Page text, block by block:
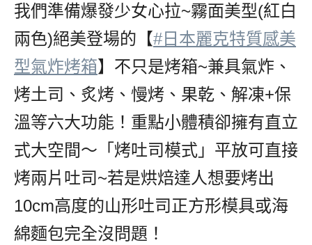
我們準備爆發少女心拉~霧面美型(紅白
兩色)絕美登場的【#日本麗克特質感美
型氣炸烤箱】不只是烤箱~兼具氣炸、
烤土司、炙烤、慢烤、果乾、解凍+保
溫等六大功能！重點小體積卻擁有直立
式大空間～「烤吐司模式」平放可直接
烤兩片吐司~若是烘焙達人想要烤出
10cm高度的山形吐司正方形模具或海
綿麵包完全沒問題！